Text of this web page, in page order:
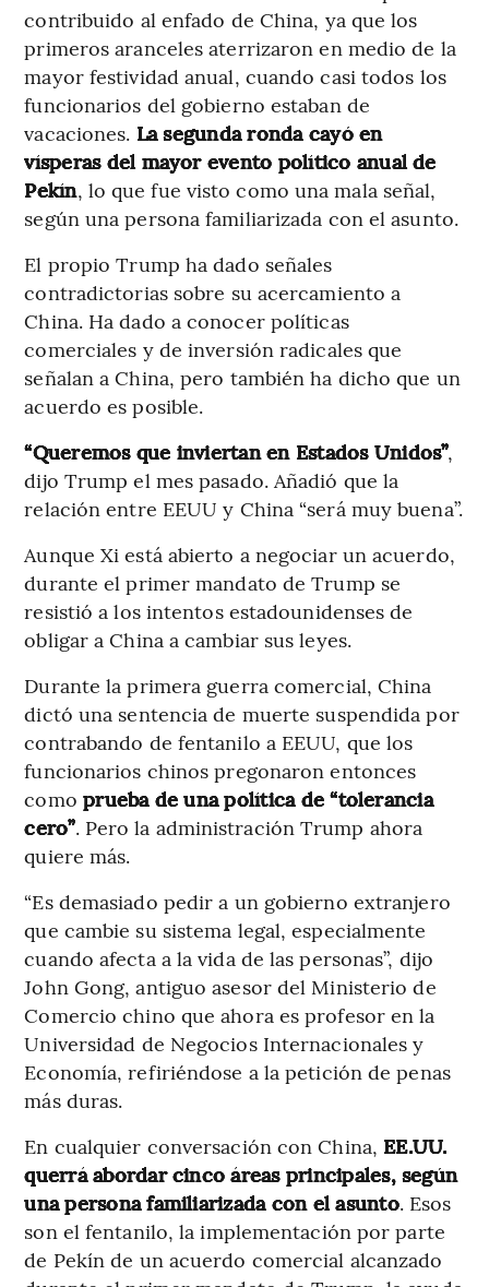
contribuido al enfado de China, ya que los
primeros aranceles aterrizaron en medio de la
mayor festividad anual, cuando casi todos los
funcionarios del gobierno estaban de
vacaciones. La segunda ronda cayó en
vísperas del mayor evento político anual de
Pekín, lo que fue visto como una mala señal,
según una persona familiarizada con el asunto.
El propio Trump ha dado señales
contradictorias sobre su acercamiento a
China. Ha dado a conocer políticas
comerciales y de inversión radicales que
señalan a China, pero también ha dicho que un
acuerdo es posible.
“Queremos que inviertan en Estados Unidos”,
dijo Trump el mes pasado. Añadió que la
relación entre EEUU y China “será muy buena”.
Aunque Xi está abierto a negociar un acuerdo,
durante el primer mandato de Trump se
resistió a los intentos estadounidenses de
obligar a China a cambiar sus leyes.
Durante la primera guerra comercial, China
dictó una sentencia de muerte suspendida por
contrabando de fentanilo a EEUU, que los
funcionarios chinos pregonaron entonces
como prueba de una política de “tolerancia
cero”. Pero la administración Trump ahora
quiere más.
“Es demasiado pedir a un gobierno extranjero
que cambie su sistema legal, especialmente
cuando afecta a la vida de las personas”, dijo
John Gong, antiguo asesor del Ministerio de
Comercio chino que ahora es profesor en la
Universidad de Negocios Internacionales y
Economía, refiriéndose a la petición de penas
más duras.
En cualquier conversación con China, EE.UU.
querrá abordar cinco áreas principales, según
una persona familiarizada con el asunto. Esos
son el fentanilo, la implementación por parte
de Pekín de un acuerdo comercial alcanzado